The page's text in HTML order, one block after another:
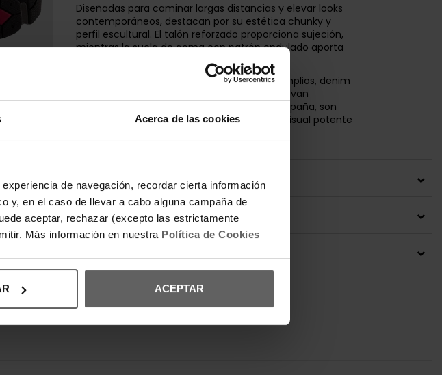
Acerca de las cookies
de navegación, recordar cierta información
y, en el caso de llevar a cabo alguna campaña de
aceptar, rechazar (excepto las estrictamente
Más información en nuestra Política de Cookies
ACEPTAR
Diseñadas para caminar largas distancias y elevar looks
contemporáneos, destacan por su estética chunky y
perfil escultural. El talón reforzado proporciona sujeción,
mientras la suela de goma con patrón ondulado aporta
tracción y durabilidad sobre asfalto.
Perfectas para combinar con pantalones amplios, denim
elevan
cualquier outfit streetwear. Disponibles en España, son
una opción para quienes buscan identidad visual potente
DETALLES DEL PRODUCTO
DEVOLUCIONES Y CAMBIOS